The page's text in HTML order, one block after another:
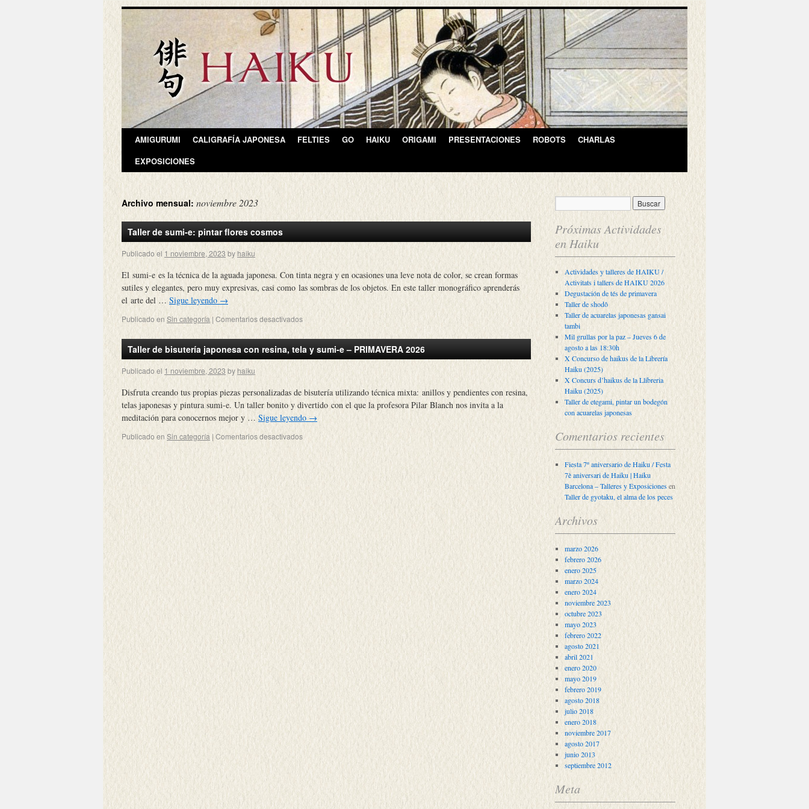
AMIGURUMI CALIGRAFÍA JAPONESA FELTIES GO HAIKU ORIGAMI PRESENTACIONES ROBOTS
CHARLAS
EXPOSICIONES
Archivo mensual: noviembre 2023
Taller de sumi-e: pintar flores cosmos
Publicado el 1 noviembre, 2023 by haiku
El sumi-e es la técnica de la aguada japonesa. Con tinta negra y en ocasiones una leve nota de color, se crean formas
sutiles y elegantes, pero muy expresivas, casi como las sombras de los objetos. En este taller monográfico aprenderás
el arte del … Sigue leyendo →
Publicado en Sin categoría | Comentarios desactivados
Taller de bisutería japonesa con resina, tela y sumi-e – PRIMAVERA 2026
Publicado el 1 noviembre, 2023 byhaiku
Disfruta creando tus propias piezas personalizadas de bisutería utilizando técnica mixta: anillos y pendientes con resina,
telas japonesas y pintura sumi-e. Un taller bonito y divertido con el que la profesora Pilar Blanch nos invita a la
meditación para conocernos mejor y … Sigue leyendo→
Publicado en Sin categoría |Comentarios desactivados
Próximas Actividades
en Haiku
Actividades y talleres de HAIKU /
Activitats i tallers de HAIKU 2026
Degustación de tés de primavera
Taller de shodô
Taller de acuarelas japonesas gansai
tambi
Mil grullas por la paz – Jueves 6 de
agosto a las 18:30h
X Concurso de haikus de la Librería
Haiku (2025)
X Concurs d’haikus de la Llibreria
Haiku (2025)
Taller de etegami, pintar un bodegón
con acuarelas japonesas
Comentarios recientes
Fiesta 7º aniversario de Haiku / Festa
7è aniversari de Haiku | Haiku
Barcelona – Talleres y Exposicionesen
Taller de gyotaku, el alma de los peces
Archivos
marzo 2026
febrero 2026
enero 2025
marzo 2024
enero 2024
noviembre 2023
octubre 2023
mayo 2023
febrero 2022
agosto 2021
abril 2021
enero 2020
mayo 2019
febrero 2019
agosto 2018
julio 2018
enero 2018
noviembre 2017
agosto 2017
junio 2013
septiembre 2012
Meta